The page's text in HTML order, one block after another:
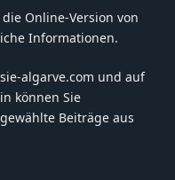
Online-Version von
Informationen.
algarve.com und auf
können Sie
Beiträge aus